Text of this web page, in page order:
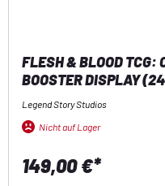
FLESH & BLOOD TCG:
BOOSTER DISPLAY
Legend Story Studios
Nicht auf Lager
149,00 €*